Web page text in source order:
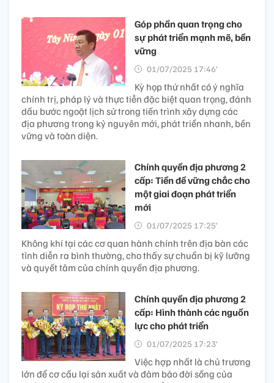
Góp phần quan trọng cho
sự phát triển mạnh mẽ, bền
vững
01/07/2025 17:46’
Kỳ họp thứ nhất có ý nghĩa
chính trị, pháp lý và thực tiễn đặc biệt quan trọng, đánh
dấu bước ngoặt lịch sử trong tiến trình xây dựng các
địa phương trong kỷ nguyên mới, phát triển nhanh, bền
vững và toàn diện.
Chính quyền địa phương 2
cấp: Tiền đề vững chắc cho
một giai đoạn phát triển
mới
01/07/2025 17:25’
Không khí tại các cơ quan hành chính trên địa bàn các
tỉnh diễn ra bình thường, cho thấy sự chuẩn bị kỹ lưỡng
và quyết tâm của chính quyền địa phương.
Chính quyền địa phương 2
cấp: Hình thành các nguồn
lực cho phát triển
01/07/2025 17:23’
Việc hợp nhất là chủ trương
lớn để cơ cấu lại sản xuất và đảm bảo đời sống của